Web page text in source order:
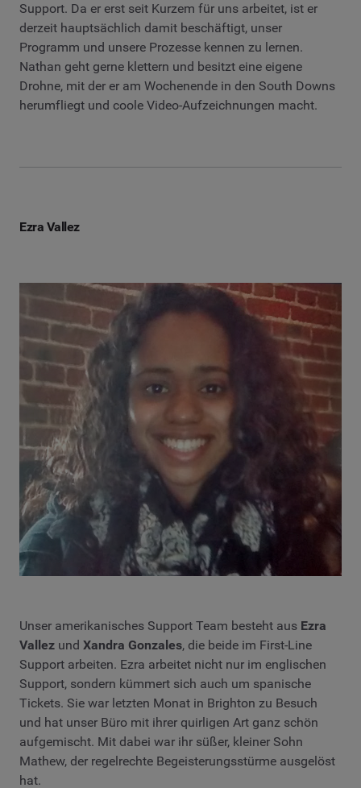
Support. Da er erst seit Kurzem für uns arbeitet, ist er
derzeit hauptsächlich damit beschäftigt, unser
Programm und unsere Prozesse kennen zu lernen.
Nathan geht gerne klettern und besitzt eine eigene
Drohne, mit der er am Wochenende in den South Downs
herumfliegt und coole Video-Aufzeichnungen macht.
Ezra Vallez
Unser amerikanisches Support Team besteht aus Ezra
Vallez und Xandra Gonzales, die beide im First-Line
Support arbeiten. Ezra arbeitet nicht nur im englischen
Support, sondern kümmert sich auch um spanische
Tickets. Sie war letzten Monat in Brighton zu Besuch
und hat unser Büro mit ihrer quirligen Art ganz schön
aufgemischt. Mit dabei war ihr süßer, kleiner Sohn
Mathew, der regelrechte Begeisterungsstürme ausgelöst
hat.